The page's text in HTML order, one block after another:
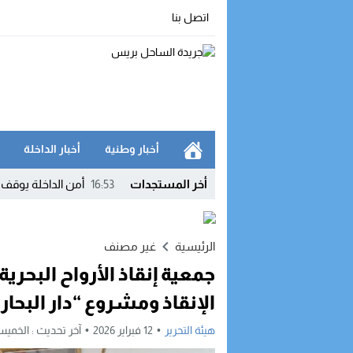
اتصل بنا
أخبار وطنية أخبار الداخلة
أخر المستجدات 16:53 أمن الداخلة
الداخلة.. مواطن
12:03
09:51 الداخلة في
23:54 بعد تداول
20:46 جهة الداخلة –
الرئيسية غير مصنف
الإنقاذ ومشروع “دار
هيئة التحرير 12 فبراير 2026 آخر تحديث : الخميس, 12 فبراير, 2026 -